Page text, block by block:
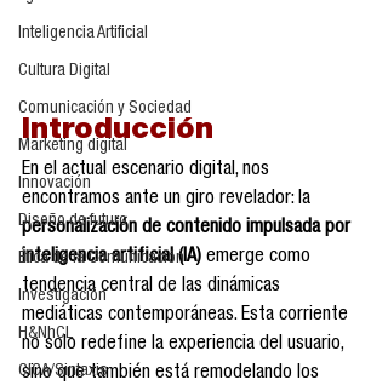
Inteligencia Artificial
Cultura Digital
Comunicación y Sociedad
Marketing digital
Innovación
Diseño de futuro
Ética de la Comunicación
Investigación
H&NhCL
CICA/Sintaxis
Introducción
En el actual escenario digital, nos
encontramos ante un giro revelador: la
personalización de contenido impulsada por
inteligencia artificial (IA) emerge como
tendencia central de las dinámicas
mediáticas contemporáneas. Esta corriente
no solo redefine la experiencia del usuario,
sino que también está remodelando los